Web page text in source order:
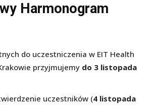
Harmonogram
do uczestniczenia w EIT Health
przyjmujemy do 3 listopada
uczestników (4 listopada